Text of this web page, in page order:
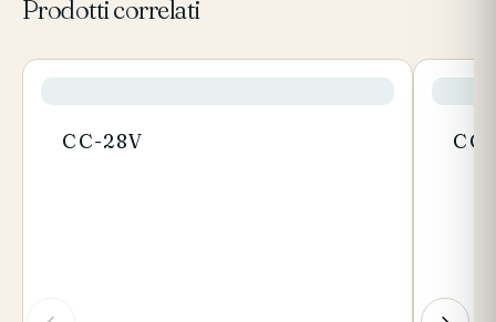
Prodotti correlati
CC-28V